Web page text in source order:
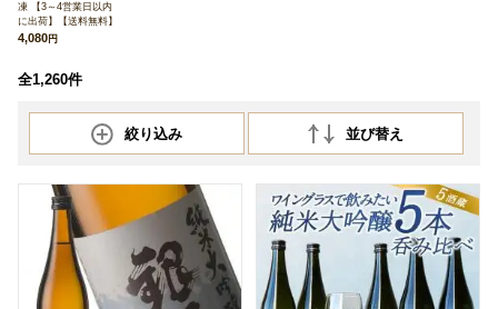
凍 【3～4営業日以内
に出荷】【送料無料】
4,080 円
全1,260件
絞り込み 並び替え